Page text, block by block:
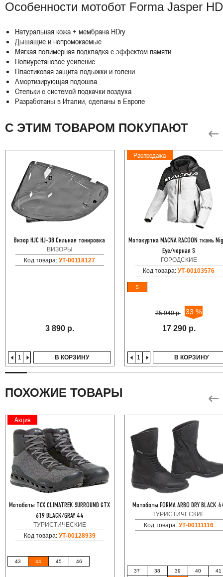
Особенности мотобот Forma Jasper
Натуральная кожа + мембрана HDry
Дышащие и непромокаемые
Мягкая полимерная подкладка с эффектом памяти
Полиуретановое усиление
Пластиковая защита лодыжки и голени
Амортизирующая подошва
Стельки с системой подкачки воздуха
Разработаны в Италии, сделаны в Европе
С ЭТИМ ТОВАРОМ ПОКУПАЮТ
Визор HJC HJ-38 Сильная тонировка
ВИЗОРЫ
Код товара:УТ-00118127
3 890 р.
В КОРЗИНУ
Распродажа
Мотокуртка MACNA RACOON ткань
Eye/черная S
ГОРОДСКИЕ
Код товара:УТ-00103576
S
25 940 р. 33 %
17 290 р.
В КОРЗИНУ
ПОХОЖИЕ ТОВАРЫ
Акция
Мотоботы TCX CLIMATREK SURROUND GTX
619 BLACK/GRAY 44
ТУРИСТИЧЕСКИЕ
Код товара: УТ-00128939
43 44 45 46
Мотоботы FORMA ARBO DRY BLACK
ТУРИСТИЧЕСКИЕ
Код товара:УТ-00111116
37 38 39 40
41